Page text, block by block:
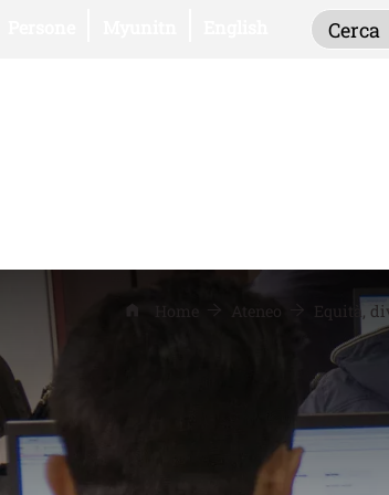
Apri il link in una nuova finestra
Apri il link in una nuova
Home Ateneo Equità,